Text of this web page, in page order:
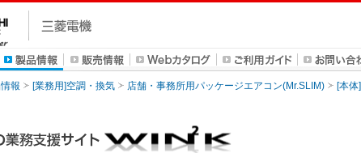
報 [業務用]空調・換気 店舗・事務所用パッケージエアコン(Mr.SLIM) [本